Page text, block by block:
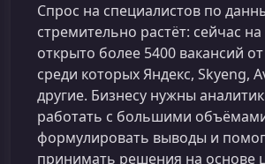
Спрос на специалистов по
стремительно растёт: сейчас
открыто более 5400 вакансий
среди которых Яндекс, Skyeng,
другие. Бизнесу нужны
работать с большими
формулировать выводы и
принимать решения на основе